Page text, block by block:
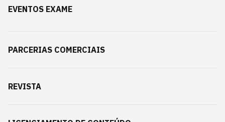
EVENTOS EXAME
PARCERIAS COMERCIAIS
REVISTA